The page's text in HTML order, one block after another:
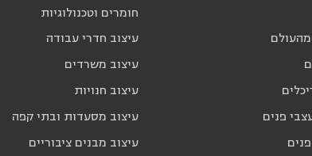
פנים
חומרים וטכנולוגיות
עיצוב חדרי עבודה
עיצוב משרדים
עיצוב חנויות
עיצוב מסעדות ובתי קפה
עיצוב מבנים ציבוריים